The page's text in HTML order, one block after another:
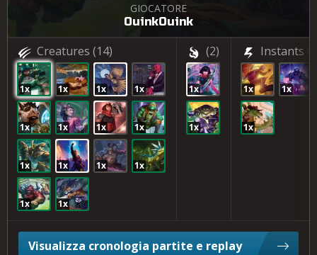
GIOCATORE
OuinkOuink
Creatures (14)
1x 1x 1x 1x
1x 1x 1x 1x
1x 1x 1x 1x
1x 1x
(2)
1x
1x
Instants
1x 1x
1x
Visualizza cronologia partite e replay